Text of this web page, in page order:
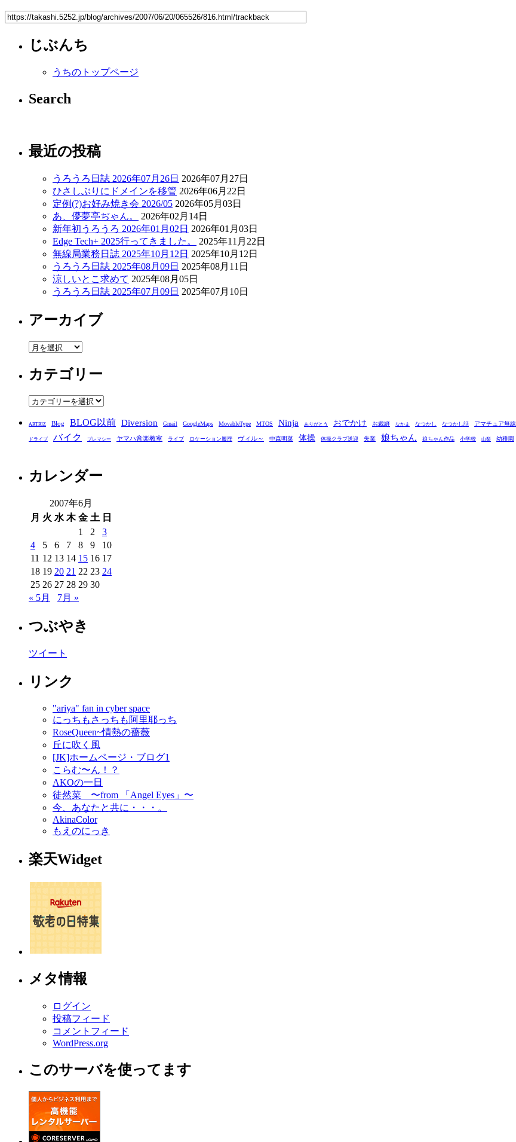
じぶんち
うちのトップページ
Search
最近の投稿
うろうろ日誌 2026年07月26日 2026年07月27日
ひさしぶりにドメインを移管 2026年06月22日
定例(?)お好み焼き会 2026/05 2026年05月03日
あ、儚夢亭ぢゃん。
2026年02月14日
新年初うろうろ 2026年01月02日 2026年01月03日
Edge Tech+ 2025行ってきました。
2025年11月22日
無線局業務日誌 2025年10月12日 2025年10月12日
うろうろ日誌 2025年08月09日 2025年08月11日
涼しいとこ求めて 2025年08月05日
うろうろ日誌 2025年07月09日 2025年07月10日
アーカイブ
ア
カ
イ
ブ
カテゴリー
カ
ゴ
リ
ARTRIZ Blog BLOG以前 Diversion Gmail GoogleMaps MovableType MTOS Ninja ありがとう おでかけ お裁縫 なかま なつかし なつかし話 アマチュア無線
ドライブ バイク プレマシー ヤマハ音楽教室 ライブ ロケーション履歴 ヴィル～ 中森明菜 体操 体操クラブ送迎 失業 娘ちゃん 娘ちゃん作品 小学校 山梨 幼稚園
カレンダー
2007年6月
月 火 水 木 金 土 日
1
2
3
4
5 6 7 8 9
10
11 12 13 14 15 16 17
18 19 20 21 22 23 24
25 26 27 28 29 30
« 5月
7月 »
つぶやき
ツイート
リンク
"ariya" fan in cyber space
にっちもさっちも阿里耶っち
RoseQueen~情熱の薔薇
丘に吹く風
[JK]ホームページ・ブログ1
こらむ〜ん！？
AKOの一日
徒然菜 〜from 「Angel Eyes」〜
今、あなたと共に・・・。
AkinaColor
もえのにっき
楽天Widget
メタ情報
ログイン
投稿フィード
コメントフィード
WordPress.org
このサーバを使ってます